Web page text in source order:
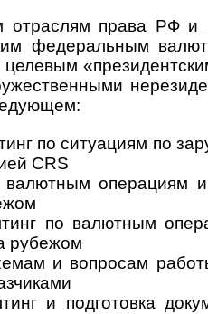
отрас­лям права РФ и
феде­раль­ным
по ситуациям по
CRS
валютным операциям
по валютным
рубежом
и вопросам
и подготовка